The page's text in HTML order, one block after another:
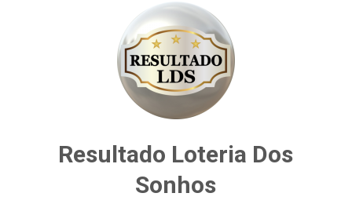
Resultado Loteria Dos
Sonhos